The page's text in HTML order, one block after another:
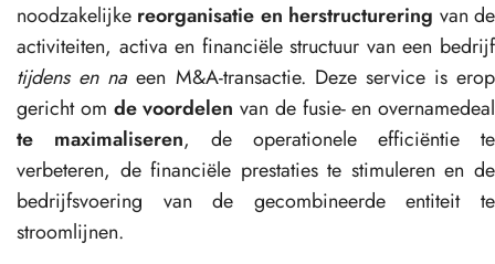
noodzakelijke reorganisatie en herstructurering van de
activiteiten, activa en financiële structuur van een bedrijf
tijdens en naeen M&A-transactie. Deze service is erop
gericht om de voordelen van de fusie- en overnamedeal
te maximaliseren, de operationele efficiëntie te
verbeteren, de financiële prestaties te stimuleren en de
bedrijfsvoering van de gecombineerde entiteit te
stroomlijnen.